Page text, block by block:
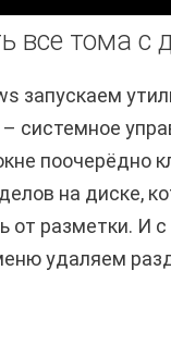
все тома с
запускаем
системное
поочерёдно
на диске,
от разметки. И
удаляем